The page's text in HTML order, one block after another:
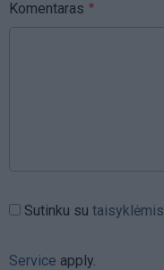
Komentaras
Sutinku su taisyklėmis
Service apply.